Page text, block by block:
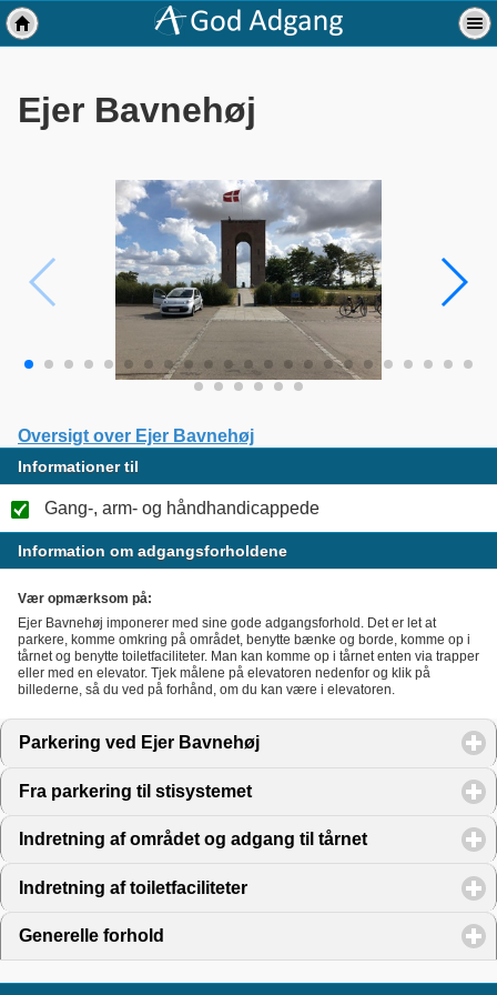
Ejer Bavnehøj
Oversigt over Ejer Bavnehøj
Informationer til
Gang-, arm- og håndhandicappede
Information om adgangsforholdene
Vær opmærksom på:
Ejer Bavnehøj imponerer med sine gode adgangsforhold. Det er let at
parkere, komme omkring på området, benytte bænke og borde, komme op i
tårnet og benytte toiletfaciliteter. Man kan komme op i tårnet enten via trapper
eller med en elevator. Tjek målene på elevatoren nedenfor og klik på
billederne, så du ved på forhånd, om du kan være i elevatoren.
Parkering ved Ejer Bavnehøj click to expand contents
Fra parkering til stisystemet
Indretning af området og adgang til tårnet click to
Indretning af toiletfaciliteter
Generelle forhold